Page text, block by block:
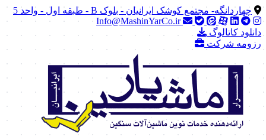
چهاردانگه- مجتمع کوشک ایرانیان - بلوک B - طبقه اول - واحد 5
Info@MashinYarCo.ir
دانلود کاتالوگ
رزومه شرکت